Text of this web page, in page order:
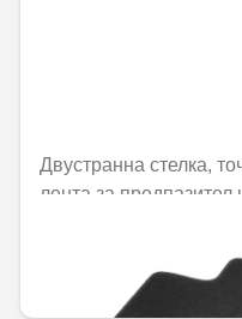
Двустранна стелка,
лента за предпазител
163,86 € / 320,48 лв.